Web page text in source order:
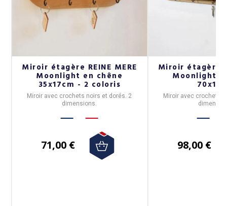
Miroir étagère REINE MERE
Moonlight en chêne
35x17cm - 2 coloris
Miroir avec crochets noirs et dorés. 2
dimensions.
71,00 €
Miroir étagère
Moonlight
Miroir avec crochets
98,00 €